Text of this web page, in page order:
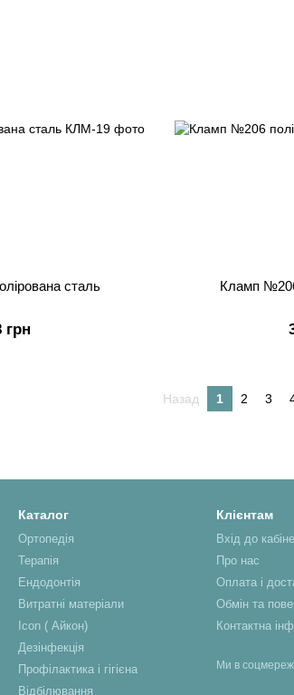
сталь
грн
Кламп
Назад 1 2 3
Каталог
Ортопедія
Терапія
Ендодонтія
Витратні матеріали
Icon ( Айкон)
Дезінфекція
Профілактика і гігієна
Відбілювання
Клієнтам
Вхід до
Про нас
Оплата і
Обмін та
Контактна
Ми в